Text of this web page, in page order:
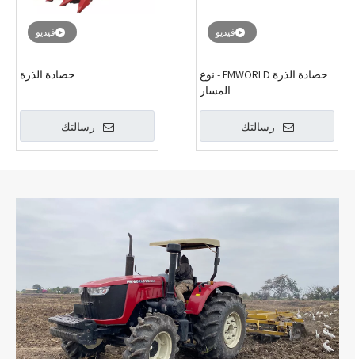
فيديو
حصادة الذرة
رسالتك
فيديو
حصادة الذرة FMWORLD - نوع
المسار
رسالتك